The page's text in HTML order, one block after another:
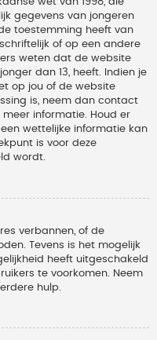
gegevens van jongeren
toestemming heeft van
of op een andere
weten dat de website
dan 13, heeft. Indien je
op jou of de website
is, neem dan contact
informatie. Houd er
wettelijke informatie kan
is voor deze
wordt.
verbannen, of de
Tevens is het mogelijk
heeft uitgeschakeld
te voorkomen. Neem
hulp.